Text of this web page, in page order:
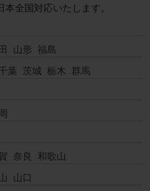
全国対応いたします。
山形 福島
葉 茨城 栃木 群馬
奈良 和歌山
山口